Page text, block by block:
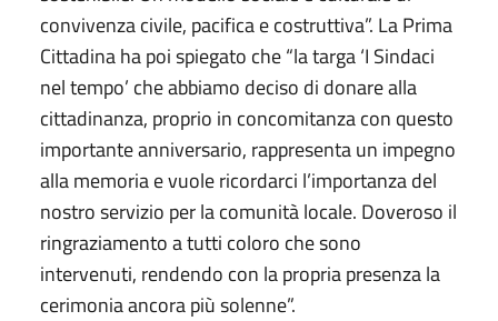
convivenza civile, pacifica e costruttiva”. La Prima
Cittadina ha poi spiegato che “la targa ‘I Sindaci
nel tempo’ che abbiamo deciso di donare alla
cittadinanza, proprio in concomitanza con questo
importante anniversario, rappresenta un impegno
alla memoria e vuole ricordarci l’importanza del
nostro servizio per la comunità locale. Doveroso il
ringraziamento a tutti coloro che sono
intervenuti, rendendo con la propria presenza la
cerimonia ancora più solenne”.